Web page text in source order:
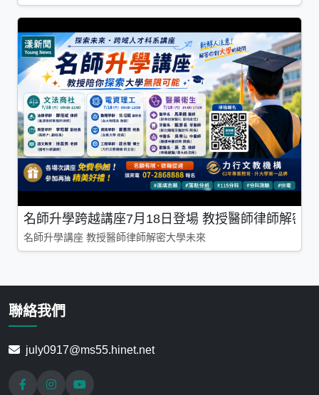
名師升學跨越講座7月18日登場 教授醫師律師解密
名師升學講座 教授醫師律師解密大學未來
聯絡我們
july0917@ms55.hinet.net